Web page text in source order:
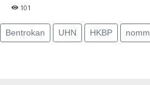
101
Bentrokan UHN HKBP